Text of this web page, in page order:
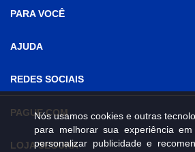
Sábado das 8h às 12h
(31) 3611-8200 Loja Física
Segunda a Sexta das 8h às 17h30
Nossas Lojas
Programa de
Relacionamento
Trabalhe Conosco
PARA VOCÊ
Minha conta
Revistas
AJUDA
Dúvidas
Frete e Entrega
Trocas e
Devoluções
REDES SOCIAIS
PAGUE COM
LOJA SEGURA
Nós usamos cookies e outras
para melhorar sua experiência em
personalizar publicidade e